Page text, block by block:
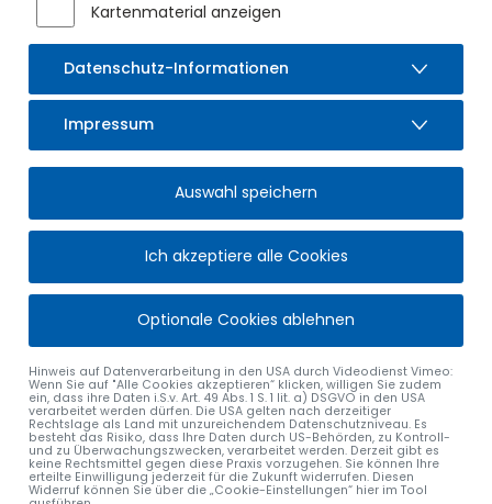
Auf der Kreisstraße OA 6 steht der Asphalteinbau im Bereich
des neuen Kreisverkehrs am Gewerbepark/ Ortsteil See in
Sulzberg bevor. Für den Einbau der Asphaltdeckschicht muss
in der Bauphase 7 der Abschnitt zwischen der A 980
Knotenpunkt zwischen dem 30.09.2025, 19.00 Uhr und dem
02.10.2025, 06.00 Uhr vollgesperrt werden. Bei nicht
terminlichen Verschiebungen kommen.
Behelfszufahrt jederzeit von der OA 6 aus südlicher Richtung
angedient werden. Bewohner des Ortsteils See können den
Baubereich nach Norden umfahren – hier wird also auch
niemand „eingeschlossen“. Von Sulzberg kommend ist die
Eine großräumige Umleitung über Sulzberg, Sulzberg-Ried
und Durach wird für die Dauer der Vollsperrung eingerichtet
(siehe Umleitungsplan).
Die Autobahnanschlussstelle Durach ist sowohl auf die
Kartenmaterial anzeigen
Datenschutz-Informationen
Impressum
Auswahl speichern
Ich akzeptiere alle Cookies
Optionale Cookies ablehnen
Hinweis auf Datenverarbeitung in den USA durch Videodienst Vimeo:
Wenn Sie auf "Alle Cookies akzeptieren“ klicken, willigen Sie zudem
ein, dass ihre Daten i.S.v. Art. 49 Abs. 1 S. 1 lit. a) DSGVO in den USA
verarbeitet werden dürfen. Die USA gelten nach derzeitiger
Rechtslage als Land mit unzureichendem Datenschutzniveau. Es
besteht das Risiko, dass Ihre Daten durch US-Behörden, zu Kontroll-
und zu Überwachungszwecken, verarbeitet werden. Derzeit gibt es
keine Rechtsmittel gegen diese Praxis vorzugehen. Sie können Ihre
erteilte Einwilligung jederzeit für die Zukunft widerrufen. Diesen
Widerruf können Sie über die „Cookie-Einstellungen“ hier im Tool